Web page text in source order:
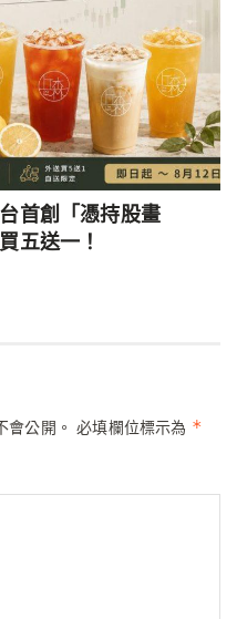
首創「憑持股畫
五送一！
會公開。 必填欄位標示為 *